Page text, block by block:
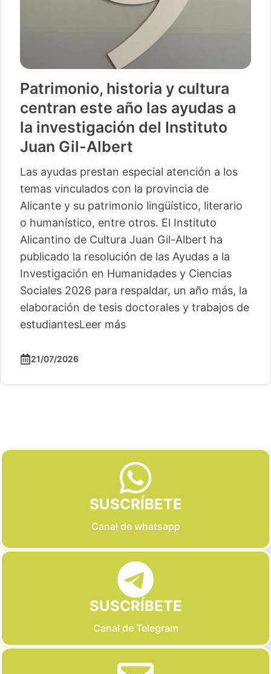
Patrimonio, historia y cultura
centran este año las ayudas a
la investigación del Instituto
Juan Gil-Albert
Las ayudas prestan especial atención a los
temas vinculados con la provincia de
Alicante y su patrimonio lingüístico, literario
o humanístico, entre otros. El Instituto
Alicantino de Cultura Juan Gil-Albert ha
publicado la resolución de las Ayudas a la
Investigación en Humanidades y Ciencias
Sociales 2026 para respaldar, un año más, la
elaboración de tesis doctorales y trabajos de
estudiantesLeer más
21/07/2026
SUSCRÍBETE
Canal de whatsapp
SUSCRÍBETE
Canal de Telegram